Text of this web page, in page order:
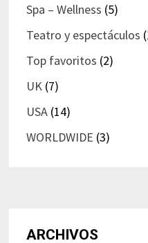
Spa – Wellness (5)
Teatro y espectáculos
Top favoritos (2)
UK(7)
USA(14)
WORLDWIDE (3)
ARCHIVOS